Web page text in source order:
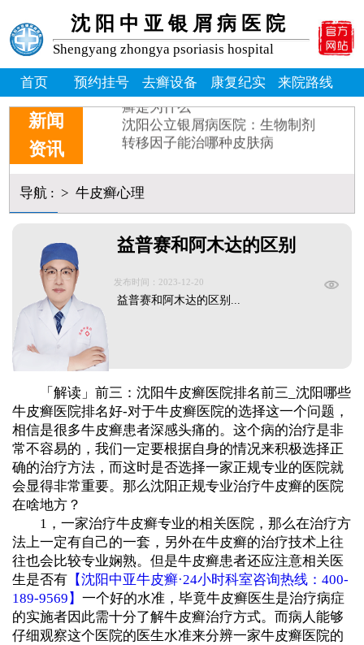
沈阳中亚银屑病医院
Shengyang zhongya psoriasis hospital
首页 预约挂号 去癣设备 康复纪实 来院路线
新闻
资讯
牛皮癣患者能吃桃子吗_牛皮
牛皮癣掉皮屑掉得多怎么办_
牛皮皮癣偏方-花椒和醋能治
沈阳银屑病炎症能吃什么消炎
皮癣图片初期症状图片
癣是为什么
沈阳公立银屑病医院：生物制剂
转移因子能治哪种皮肤病
导航: > 牛皮癣心理
益普赛和阿木达的区别
发布时间：2023-12-20
益普赛和阿木达的区别...
「解读」前三：沈阳牛皮癣医院排名前三_沈阳哪些
牛皮癣医院排名好-对于牛皮癣医院的选择这一个问题，
相信是很多牛皮癣患者深感头痛的。这个病的治疗是非
常不容易的，我们一定要根据自身的情况来积极选择正
确的治疗方法，而这时是否选择一家正规专业的医院就
会显得非常重要。那么沈阳正规专业治疗牛皮癣的医院
在啥地方？
1，一家治疗牛皮癣专业的相关医院，那么在治疗方
法上一定有自己的一套，另外在牛皮癣的治疗技术上往
往也会比较专业娴熟。但是牛皮癣患者还应注意相关医
生是否有【沈阳中亚牛皮癣·24小时科室咨询热线：400-
189-9569】 一个好的水准，毕竟牛皮癣医生是治疗病症
的实施者因此需十分了解牛皮癣治疗方式。而病人能够
仔细观察这个医院的医生水准来分辨一家牛皮癣医院的